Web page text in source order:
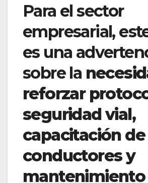
Para el sector
empresarial,
es una
sobre la
reforzar
seguridad vial,
capacitación de
conductores y
mantenimiento